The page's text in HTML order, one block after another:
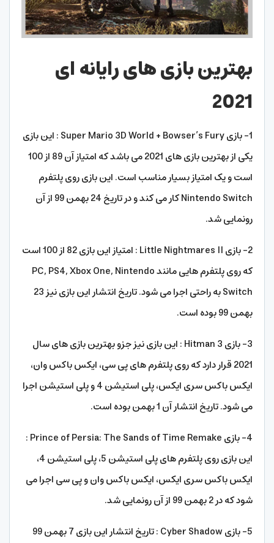
بهترین بازی های رایانه ای
2021
1- بازی Super Mario 3D World + Bowser’s Fury : این بازی
یکی از بهترین بازی های 2021 می باشد که امتیاز آن 89 از 100
است و یک امتیاز بسیار مناسب است. این بازی روی پلتفرم
Nintendo Switch کار می کند و در تاریخ 24 بهمن 99 از آن
رونمایی شد.
2- بازی Little Nightmares II : امتیاز این بازی 82 از 100 است
که روی پلتفرم هایی مانند PC, PS4, Xbox One, Nintendo
Switch به راحتی اجرا می شود. تاریخ انتشار این بازی نیز 23
بهمن 99 بوده است.
3- بازی Hitman 3 : این بازی نیز جزو بهترین بازی های سال
2021 قرار دارد که روی پلتفرم های پی سی، ایکس باکس وان،
ایکس باکس سری ایکس، پلی استیشن 4 و پلی استیشن اجرا
می شود. تاریخ انتشار آن 1 بهمن بوده است.
4- بازی Prince of Persia: The Sands of Time Remake :
این بازی روی پلتفرم های پلی استیشن 5، پلی استیشن 4،
ایکس باکس سری ایکس، ایکس باکس وان و پی سی اجرا می
شود که در 2 بهمن 99 از آن رونمایی شد.
5- بازی Cyber Shadow : تاریخ انتشار این بازی 7 بهمن 99